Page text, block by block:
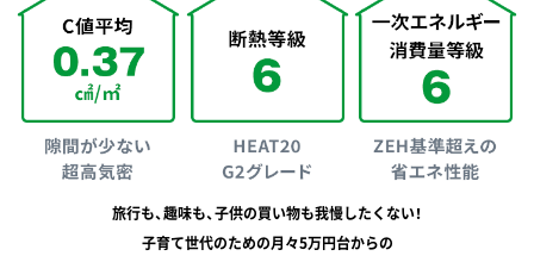
旅行も、趣味も、子供の買い物も我慢したくない！
子育て世代のための月々5万円台からの